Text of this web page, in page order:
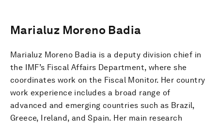
Marialuz Moreno Badia
Marialuz Moreno Badia is a deputy division chief in
the IMF’s Fiscal Affairs Department, where she
coordinates work on the Fiscal Monitor. Her country
work experience includes a broad range of
advanced and emerging countries such as Brazil,
Greece, Ireland, and Spain. Her main research